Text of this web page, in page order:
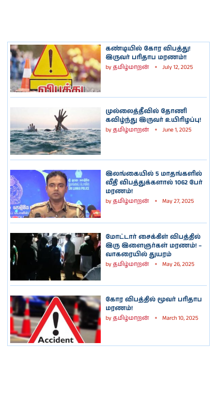
கண்டியில் கோர விபத்து!
இருவர் பரிதாப மரணம்!!
byதமிழ்மாறன் July 12, 2025
முல்லைத்தீவில் தோணி
கவிழ்ந்து இருவர் உயிரிழப்பு!
byதமிழ்மாறன் June 1, 2025
இலங்கையில் 5 மாதங்களில்
வீதி விபத்துக்களால் 1062 பேர்
மரணம்!
byதமிழ்மாறன் May 27, 2025
மோட்டார் சைக்கிள் விபத்தில்
இரு இளைஞர்கள் மரணம்! –
வாகரையில் துயரம்
byதமிழ்மாறன் May 26, 2025
கோர விபத்தில் மூவர் பரிதாப
மரணம்!
byதமிழ்மாறன் March 10, 2025